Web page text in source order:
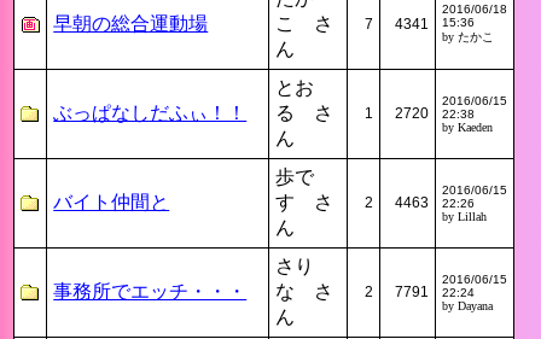
早朝の総合運動場
こ さ
ん
7 4341
2016/06/18
15:36
by たかこ
ぶっぱなしだふぃ！！
とお
る さ
ん
1 2720
2016/06/15
22:38
by Kaeden
バイト仲間と
歩で
す さ
ん
2 4463
2016/06/15
22:26
by Lillah
事務所でエッチ・・・
さり
な さ
ん
2 7791
2016/06/15
22:24
by Dayana